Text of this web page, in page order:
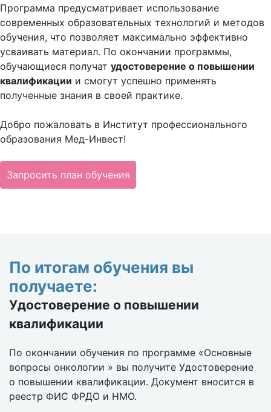
Программа предусматривает использование
современных образовательных технологий и методов
обучения, что позволяет максимально эффективно
усваивать материал. По окончании программы,
обучающиеся получат удостоверение о повышении
квалификации и смогут успешно применять
полученные знания в своей практике.
Добро пожаловать в Институт профессионального
образования Мед-Инвест!
Запросить план обучения
По итогам обучения вы
получаете:
Удостоверение о повышении
квалификации
По окончании обучения по программе «Основные
вопросы онкологии » вы получите Удостоверение
о повышении квалификации. Документ вносится в
реестр ФИС ФРДО и НМО.